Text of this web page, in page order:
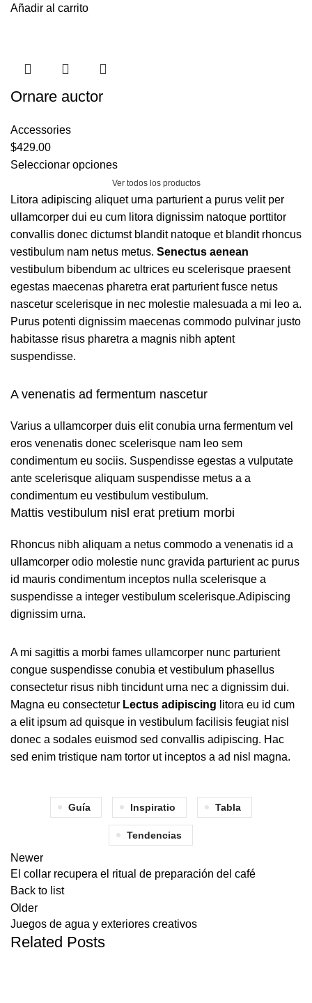
Añadir al carrito
Ornare auctor
Accessories
$429.00
Seleccionar opciones
Ver todos los productos
Litora adipiscing aliquet urna parturient a purus velit per
ullamcorper dui eu cum litora dignissim natoque porttitor
convallis donec dictumst blandit natoque et blandit rhoncus
vestibulum nam netus metus. Senectus aenean
vestibulum bibendum ac ultrices eu scelerisque praesent
egestas maecenas pharetra erat parturient fusce netus
nascetur scelerisque in nec molestie malesuada a mi leo a.
Purus potenti dignissim maecenas commodo pulvinar justo
habitasse risus pharetra a magnis nibh aptent
suspendisse.
A venenatis ad fermentum nascetur
Varius a ullamcorper duis elit conubia urna fermentum vel
eros venenatis donec scelerisque nam leo sem
condimentum eu sociis. Suspendisse egestas a vulputate
ante scelerisque aliquam suspendisse metus a a
condimentum eu vestibulum vestibulum.
Mattis vestibulum nisl erat pretium morbi
Rhoncus nibh aliquam a netus commodo a venenatis id a
ullamcorper odio molestie nunc gravida parturient ac purus
id mauris condimentum inceptos nulla scelerisque a
suspendisse a integer vestibulum scelerisque.Adipiscing
dignissim urna.
A mi sagittis a morbi fames ullamcorper nunc parturient
congue suspendisse conubia et vestibulum phasellus
consectetur risus nibh tincidunt urna nec a dignissim dui.
Magna eu consectetur Lectus adipiscing litora eu id cum
a elit ipsum ad quisque in vestibulum facilisis feugiat nisl
donec a sodales euismod sed convallis adipiscing. Hac
sed enim tristique nam tortor ut inceptos a ad nisl magna.
Guía Inspiratio Tabla
Tendencias
Newer
El collar recupera el ritual de preparación del café
Back to list
Older
Juegos de agua y exteriores creativos
Related Posts